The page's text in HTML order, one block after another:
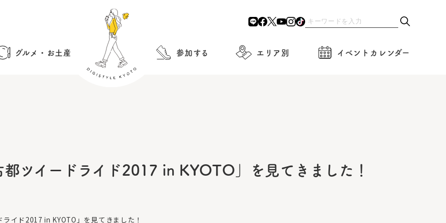
グルメ・お土産 参加する エリア別 イベントカレンダー
ツイードライド2017 in KYOTO」を見てきました！
イド2017 in KYOTO」を見てきました！